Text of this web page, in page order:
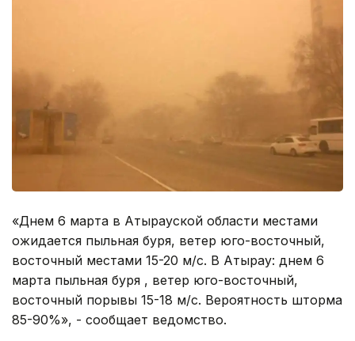
«Днем 6 марта в Атырауской области местами
ожидается пыльная буря, ветер юго-восточный,
восточный местами 15-20 м/с. В Атырау: днем 6
марта пыльная буря , ветер юго-восточный,
восточный порывы 15-18 м/с. Вероятность шторма
85-90%», - сообщает ведомство.